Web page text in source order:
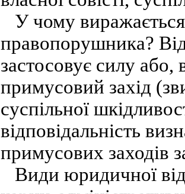
У чому
правопорушника?
застосовує силу
примусовий захід
суспільної
відповідальність
примусових заходів
Види юридичної